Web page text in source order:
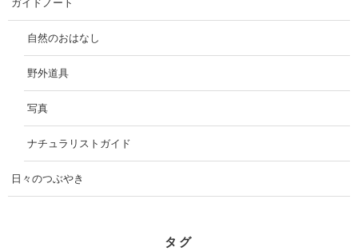
ガイドノート
自然のおはなし
野外道具
写真
ナチュラリストガイド
日々のつぶやき
タグ